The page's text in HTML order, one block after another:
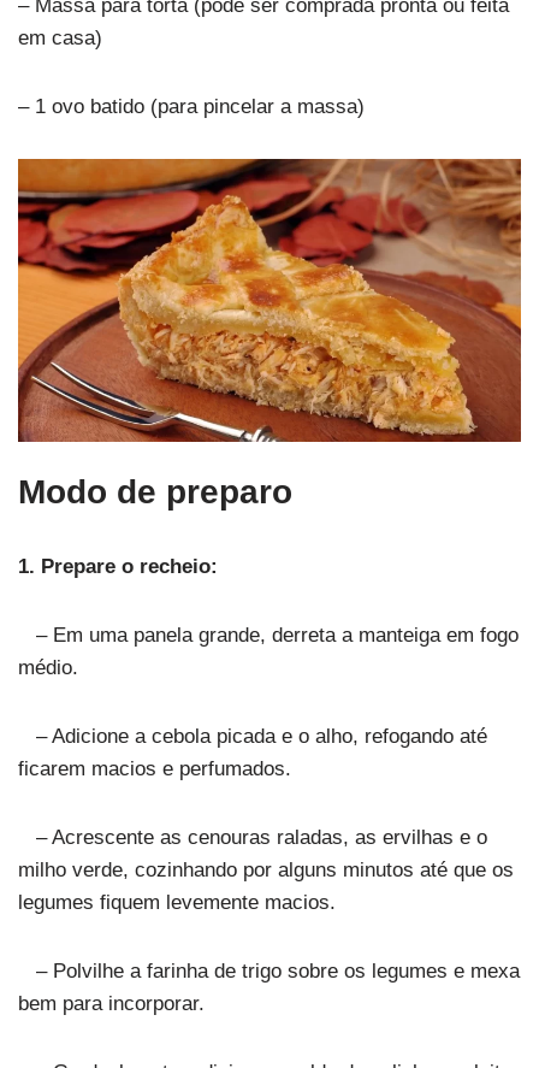
– Massa para torta (pode ser comprada pronta ou feita
em casa)
– 1 ovo batido (para pincelar a massa)
Modo de preparo
1. Prepare o recheio:
– Em uma panela grande, derreta a manteiga em fogo
médio.
– Adicione a cebola picada e o alho, refogando até
ficarem macios e perfumados.
– Acrescente as cenouras raladas, as ervilhas e o
milho verde, cozinhando por alguns minutos até que os
legumes fiquem levemente macios.
– Polvilhe a farinha de trigo sobre os legumes e mexa
bem para incorporar.